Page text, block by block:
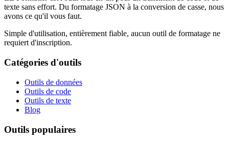
texte sans effort. Du formatage JSON à la conversion de casse, nous
avons ce qu'il vous faut.
Simple d'utilisation, entièrement fiable, aucun outil de formatage ne
requiert d'inscription.
Catégories d'outils
Outils de données
Outils de code
Outils de texte
Blog
Outils populaires